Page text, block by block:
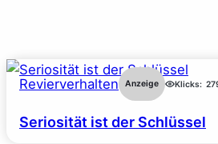
Revierverhalten Anzeige Klicks:
Seriosität ist der Schlüssel